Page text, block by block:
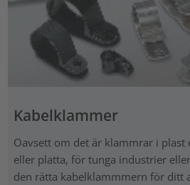
Kabelklammer
Oavsett om det är klammrar i plast
eller platta, för tunga industrier
den rätta kabelklammmern för ditt